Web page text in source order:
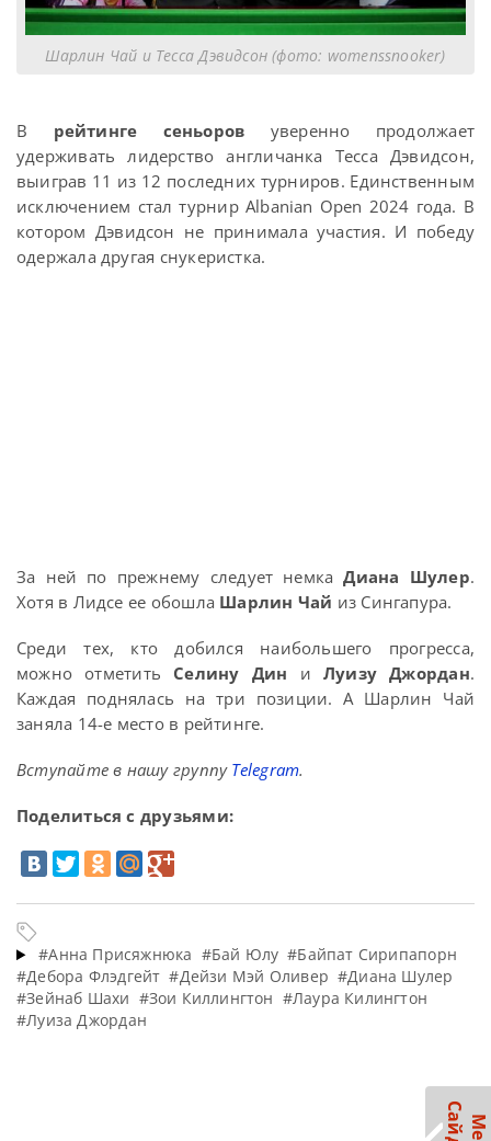
Шарлин Чай и Тесса Дэвидсон (фото: womenssnooker)
В рейтинге сеньоров уверенно продолжает
удерживать лидерство англичанка Тесса Дэвидсон,
выиграв 11 из 12 последних турниров. Единственным
исключением стал турнир Albanian Open 2024 года. В
котором Дэвидсон не принимала участия. И победу
одержала другая снукеристка.
За ней по прежнему следует немкаДиана Шулер.
Хотя в Лидсе ее обошла Шарлин Чай из Сингапура.
Среди тех, кто добился наибольшего прогресса,
можно отметить Селину Дин и Луизу Джордан.
Каждая поднялась на три позиции. А Шарлин Чай
заняла 14-е место в рейтинге.
Вступайте в нашу группу Telegram.
Поделиться с друзьями:
#Анна Присяжнюка #Бай Юлу #Байпат Сирипапорн
#Дебора Флэдгейт #Дейзи Мэй Оливер #Диана Шулер
#Зейнаб Шахи #Зои Киллингтон #Лаура Килингтон
#Луиза Джордан